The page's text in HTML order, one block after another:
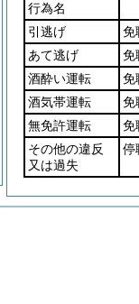
行為名
引逃げ
免
あて逃げ
免
酒酔い運転
免
酒気帯運転
免
無免許運転
免
その他の違反
又は過失
停